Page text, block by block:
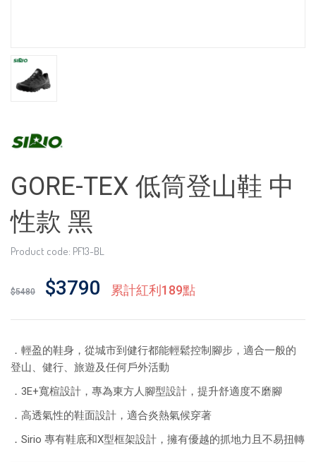
GORE-TEX 低筒登山鞋 中
性款 黑
Product code: PF13-BL
$5480 $3790 累計紅利189點
．輕盈的鞋身，從城市到健行都能輕鬆控制腳步，適合一般的
登山、健行、旅遊及任何戶外活動
．3E+寬楦設計，專為東方人腳型設計，提升舒適度不磨腳
．高透氣性的鞋面設計，適合炎熱氣候穿著
．Sirio 專有鞋底和X型框架設計，擁有優越的抓地力且不易扭轉